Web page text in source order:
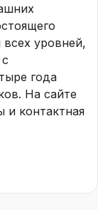
уровней,
года
На сайте
и контактная